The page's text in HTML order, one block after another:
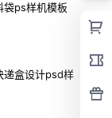
袋ps样机模板
递盒设计psd样